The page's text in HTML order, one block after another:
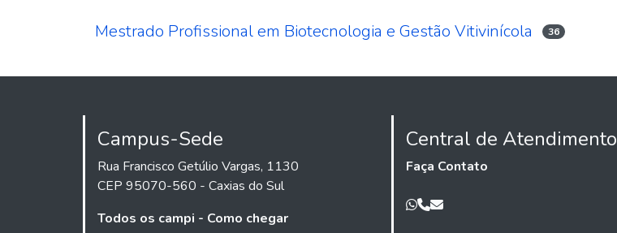
Mestrado Profissional em Biotecnologia e Gestão Vitivinícola 36
Campus-Sede
Rua Francisco Getúlio Vargas, 1130
CEP 95070-560 - Caxias do Sul
Todos os campi - Como chegar
Central de Atendimento
Faça Contato